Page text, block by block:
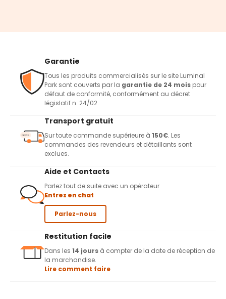
Garantie
Tous les produits commercialisés sur le site Luminal
Park sont couverts par la garantie de 24 mois pour
défaut de conformité, conformément au décret
législatif n. 24/02.
Transport gratuit
Sur toute commande supérieure à 150€. Les
commandes des revendeurs et détaillants sont
exclues.
Aide et Contacts
Parlez tout de suite avec un opérateur
Entrez en chat
Parlez-nous
Restitution facile
Dans les 14 jours à compter de la date de réception de
la marchandise.
Lire comment faire